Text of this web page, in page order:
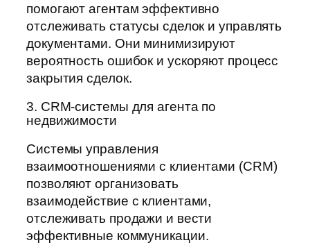
помогают агентам эффективно
отслеживать статусы сделок и управлять
документами. Они минимизируют
вероятность ошибок и ускоряют процесс
закрытия сделок.
3. CRM-системы для агента по
недвижимости
Системы управления
взаимоотношениями с клиентами (CRM)
позволяют организовать
взаимодействие с клиентами,
отслеживать продажи и вести
эффективные коммуникации.